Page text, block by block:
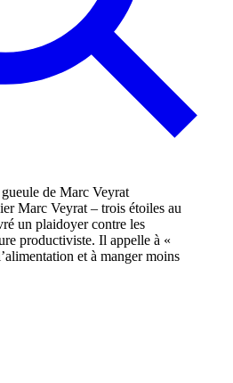
Marc Veyrat – trois étoiles au
un plaidoyer contre les
productiviste. Il appelle à «
et à manger moins